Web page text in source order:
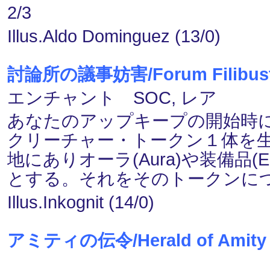
2/3
Illus.Aldo Dominguez (13/0)
討論所の議事妨害/Forum
エンチャント SOC, レア
あなたのアップキープの開始時
クリーチャー・トークン１体を
地にありオーラ(Aura)や装備品
とする。それをそのトークンに
Illus.Inkognit (14/0)
アミティの伝令/Herald of Amity